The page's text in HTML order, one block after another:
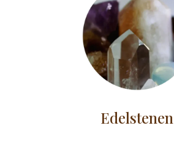
Edelstenen